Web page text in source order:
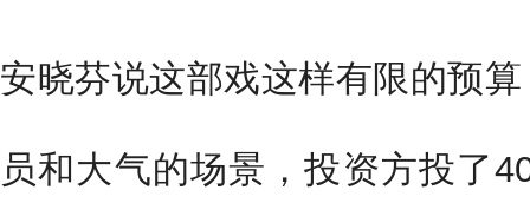
安晓芬说这部戏这样有限的预
员和大气的场景，投资方投了